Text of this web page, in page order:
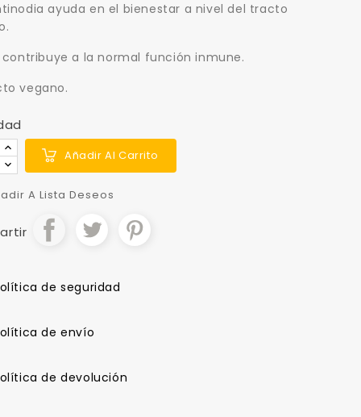
ayuda en el bienestar a nivel del tracto
contribuye a la normal función inmune.
vegano.
Añadir Al Carrito
A Lista Deseos
de seguridad
de envío
de devolución